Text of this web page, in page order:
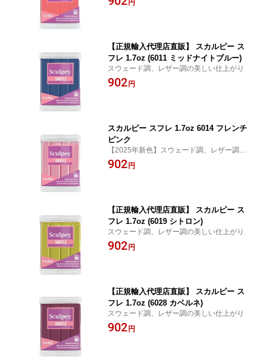
円
【正規輸入代理店直販】 スカルピー ス
フレ 1.7oz (6011 ミッドナイトブルー)
スウェード調、レザー調の美しい仕上がり
902 円
スカルピー スフレ 1.7oz 6014 フレンチ
ピンク
【2025年新色】スウェード調、レザー調の
美しい仕上がり
902 円
【正規輸入代理店直販】 スカルピー ス
フレ 1.7oz (6019 シトロン)
スウェード調、レザー調の美しい仕上がり
902 円
【正規輸入代理店直販】 スカルピー ス
フレ 1.7oz (6028 カベルネ)
スウェード調、レザー調の美しい仕上がり
902 円